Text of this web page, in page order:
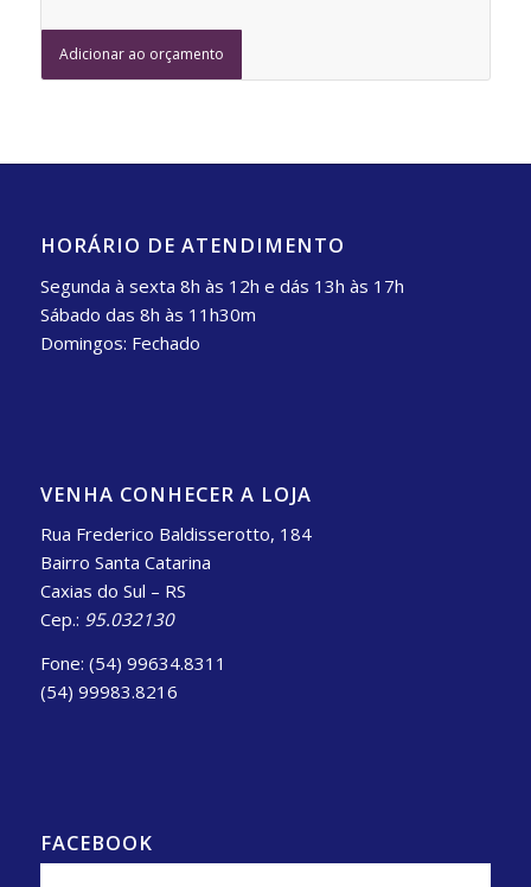
Adicionar ao orçamento
HORÁRIO DE ATENDIMENTO
Segunda à sexta 8h às 12h e dás 13h às 17h
Sábado das 8h às 11h30m
Domingos: Fechado
VENHA CONHECER A LOJA
Rua Frederico Baldisserotto, 184
Bairro Santa Catarina
Caxias do Sul – RS
Cep.: 95.032130
Fone: (54) 99634.8311
(54) 99983.8216
FACEBOOK